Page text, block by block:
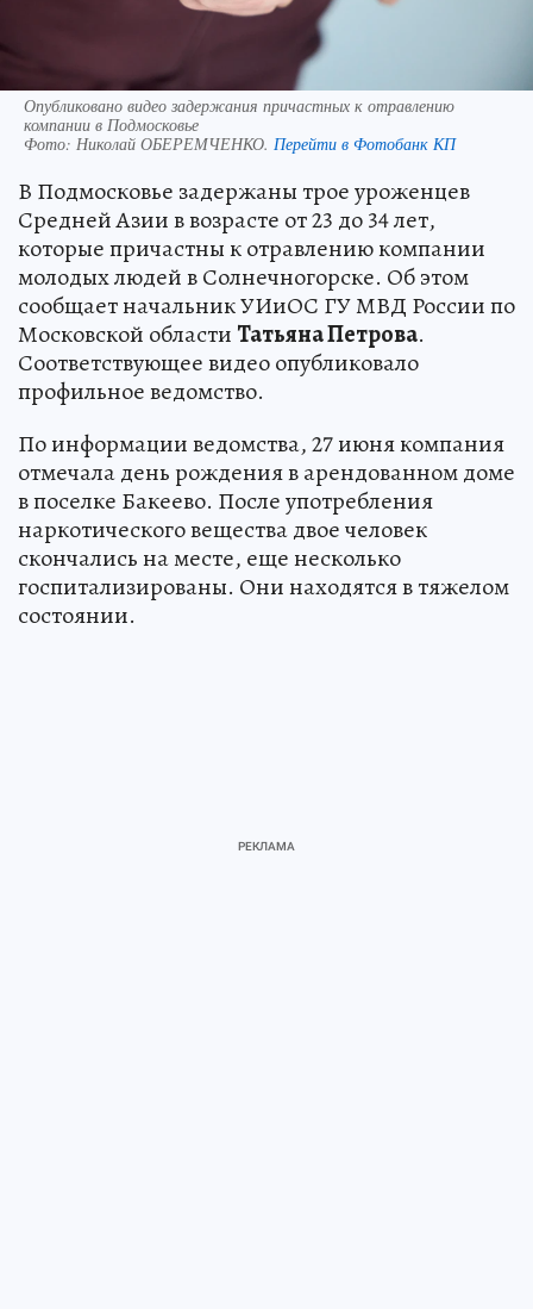
Опубликовано видео задержания причастных к отравлению
компании в Подмосковье
Фото: Николай ОБЕРЕМЧЕНКО. Перейти в Фотобанк КП
В Подмосковье задержаны трое уроженцев
Средней Азии в возрасте от 23 до 34 лет,
которые причастны к отравлению компании
молодых людей в Солнечногорске. Об этом
сообщает начальник УИиОС ГУ МВД России по
Московской области Татьяна Петрова.
Соответствующее видео опубликовало
профильное ведомство.
По информации ведомства, 27 июня компания
отмечала день рождения в арендованном доме
в поселке Бакеево. После употребления
наркотического вещества двое человек
скончались на месте, еще несколько
госпитализированы. Они находятся в тяжелом
состоянии.